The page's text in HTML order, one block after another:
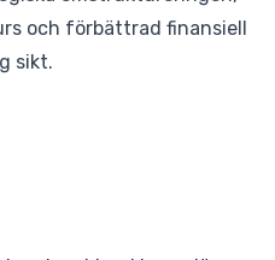
och förbättrad finansiell
sikt.